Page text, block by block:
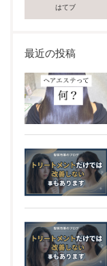
はてブ
最近の投稿